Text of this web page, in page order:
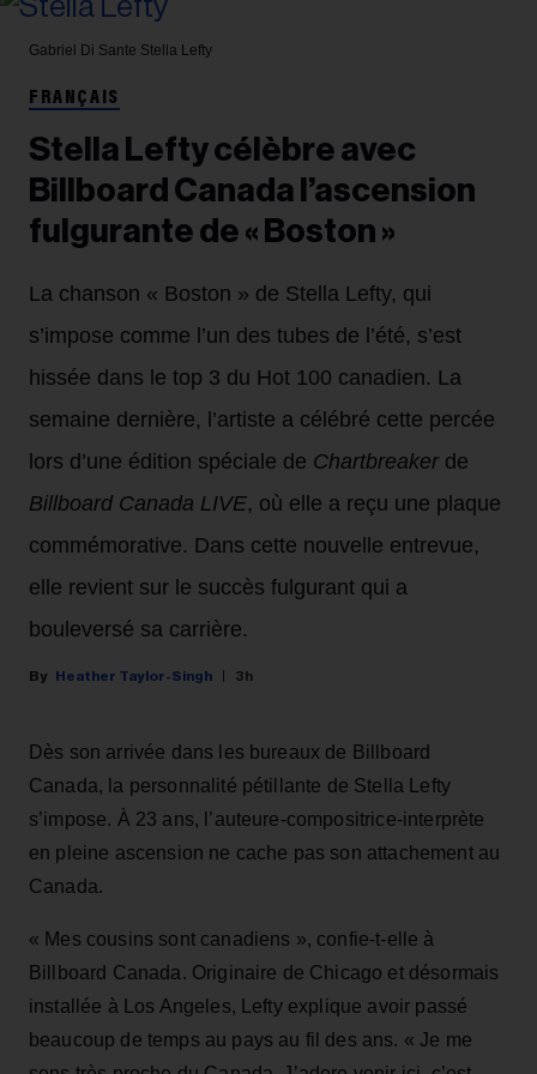
Gabriel Di Sante Stella Lefty
FRANÇAIS
Stella Lefty célèbre avec
Billboard Canada l’ascension
fulgurante de « Boston »
La chanson « Boston » de Stella Lefty, qui
s’impose comme l’un des tubes de l’été, s’est
hissée dans le top 3 du Hot 100 canadien. La
semaine dernière, l’artiste a célébré cette percée
lors d’une édition spéciale de Chartbreaker de
Billboard Canada LIVE, où elle a reçu une plaque
commémorative. Dans cette nouvelle entrevue,
elle revient sur le succès fulgurant qui a
bouleversé sa carrière.
Heather Taylor-Singh 3h
Dès son arrivée dans les bureaux de Billboard
Canada, la personnalité pétillante de Stella Lefty
s’impose. À 23 ans, l’auteure-compositrice-interprète
en pleine ascension ne cache pas son attachement au
Canada.
« Mes cousins sont canadiens », confie-t-elle à
Billboard Canada. Originaire de Chicago et désormais
installée à Los Angeles, Lefty explique avoir passé
beaucoup de temps au pays au fil des ans. « Je me